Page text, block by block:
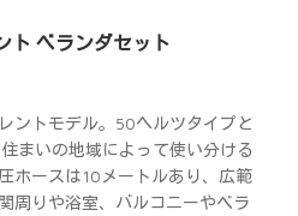
ト ベランダセット
ントモデル。50ヘルツタイプと
まいの地域によって使い分ける
ホースは10メートルあり、広範
周りや浴室、バルコニーやベラ